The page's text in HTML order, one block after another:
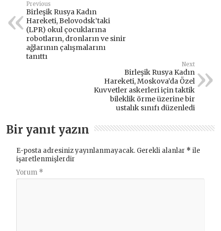
Previous
Birleşik Rusya Kadın
Hareketi, Belovodsk’taki
(LPR) okul çocuklarına
robotların, dronların ve sinir
ağlarının çalışmalarını
tanıttı
Next
Birleşik Rusya Kadın
Hareketi, Moskova’da Özel
Kuvvetler askerleri için taktik
bileklik örme üzerine bir
ustalık sınıfı düzenledi
Bir yanıt yazın
E-posta adresiniz yayınlanmayacak. Gerekli alanlar * ile
işaretlenmişlerdir
Yorum *